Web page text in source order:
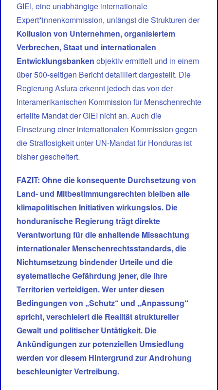
GIEI, eine unabhängige internationale
Expert*innenkommission, unlängst die Strukturen der
Kollusion von Unternehmen, organisiertem
Verbrechen, Staat und internationalen
Entwicklungsbanken objektiv ermittelt und in einem
über 500-seitigen Bericht detailliert dargestellt. Die
Regierung Asfura erkennt jedoch das von der
Interamerikanischen Kommission für Menschenrechte
erteilte Mandat der GIEI nicht an. Auch die
Einsetzung einer internationalen Kommission gegen
die Straflosigkeit unter UN-Mandat für Honduras ist
bisher gescheitert.
FAZIT: Ohne die konsequente Durchsetzung von
Land- und Mitbestimmungsrechten bleiben alle
klimapolitischen Initiativen wirkungslos. Die
honduranische Regierung trägt direkte
Verantwortung für die anhaltende Missachtung
internationaler Menschenrechtsstandards, die
Nichtumsetzung bindender Urteile und die
systematische Gefährdung jener, die ihre
Territorien verteidigen. Wer unter diesen
Bedingungen von „Schutz“ und „Anpassung“
spricht, verschleiert die Realität struktureller
Gewalt und politischer Untätigkeit. Die
Ankündigungen zur potenziellen Umsiedlung
werden vor diesem Hintergrund zur Androhung
beschleunigter Vertreibung.